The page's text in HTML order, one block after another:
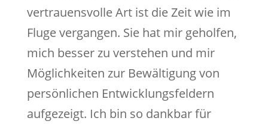
vertrauensvolle Art ist die Zeit wie im
Fluge vergangen. Sie hat mir geholfen,
mich besser zu verstehen und mir
Möglichkeiten zur Bewältigung von
persönlichen Entwicklungsfeldern
aufgezeigt. Ich bin so dankbar für